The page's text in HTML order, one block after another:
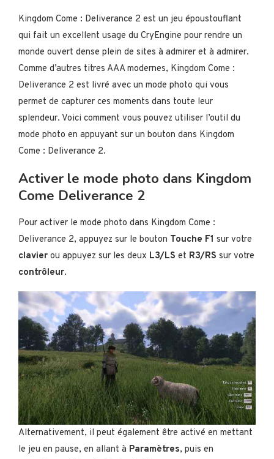
Kingdom Come : Deliverance 2 est un jeu époustouflant
qui fait un excellent usage du CryEngine pour rendre un
monde ouvert dense plein de sites à admirer et à admirer.
Comme d’autres titres AAA modernes, Kingdom Come :
Deliverance 2 est livré avec un mode photo qui vous
permet de capturer ces moments dans toute leur
splendeur. Voici comment vous pouvez utiliser l’outil du
mode photo en appuyant sur un bouton dans Kingdom
Come : Deliverance 2.
Activer le mode photo dans Kingdom
Come Deliverance 2
Pour activer le mode photo dans Kingdom Come :
Deliverance 2, appuyez sur le bouton Touche F1 sur votre
clavier ou appuyez sur les deux L3/LS et R3/RS sur votre
contrôleur.
Alternativement, il peut également être activé en mettant
le jeu en pause, en allant à Paramètres, puis en